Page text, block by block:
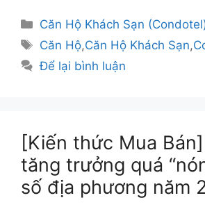
Danh
mục
Căn Hộ Khách Sạn
Thẻ
Căn Hộ,Căn Hộ Khách Sạn,
Để lại bình luận
[Kiến thức Mua
tăng trưởng quá
số địa phương năm